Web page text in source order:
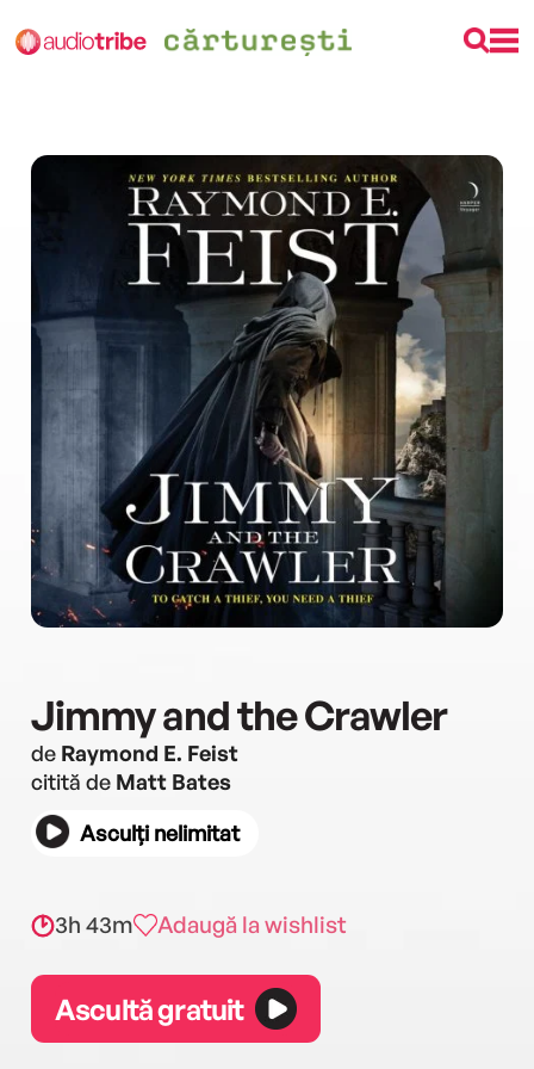
Jimmy and the Crawler
de Raymond E. Feist
citită de Matt Bates
Asculți nelimitat
3h 43m Adaugă la wishlist
Ascultă gratuit